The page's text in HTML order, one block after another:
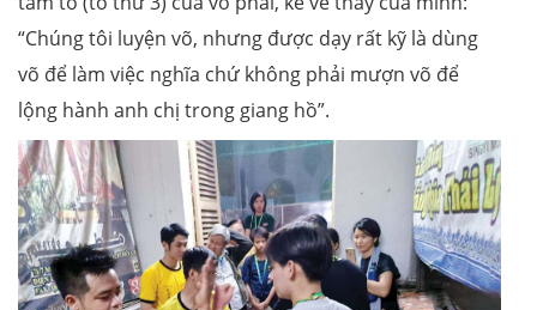
“Chúng tôi luyện võ, nhưng được dạy rất kỹ là dùng
võ để làm việc nghĩa chứ không phải mượn võ để
lộng hành anh chị trong giang hồ”.